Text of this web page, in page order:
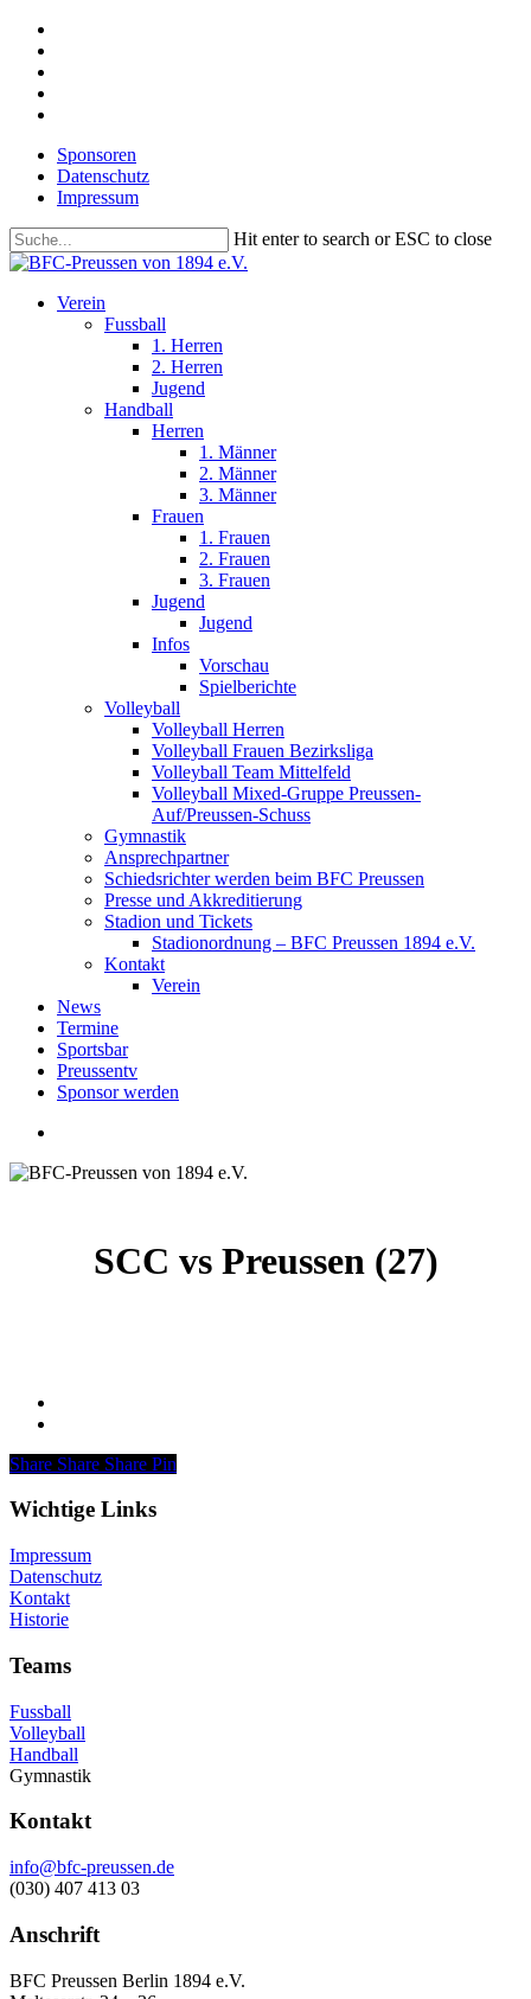
Skip
main
content
Sponsoren
Datenschutz
Impressum
Hit enter to search or ESC to close
Close
search
Menu
Verein
Fussball
1. Herren
2. Herren
Jugend
Handball
Herren
1. Männer
2. Männer
3. Männer
Frauen
1. Frauen
2. Frauen
3. Frauen
Jugend
Jugend
Infos
Vorschau
Spielberichte
Volleyball
Volleyball Herren
Volleyball Frauen Bezirksliga
Volleyball Team Mittelfeld
Volleyball Mixed-Gruppe Preussen-
Auf/Preussen-Schuss
Gymnastik
Ansprechpartner
Schiedsrichter werden beim BFC Preussen
Presse und Akkreditierung
Stadion und Tickets
Stadionordnung – BFC Preussen 1894 e.V.
Kontakt
Verein
News
Termine
Sportsbar
Preussentv
Sponsor werden
SCC vs Preussen (27)
Share Share Share Pin
Wichtige Links
Impressum
Datenschutz
Kontakt
Historie
Teams
Fussball
Volleyball
Handball
Gymnastik
Kontakt
info@bfc-preussen.de
(030) 407 413 03
Anschrift
BFC Preussen Berlin 1894 e.V.